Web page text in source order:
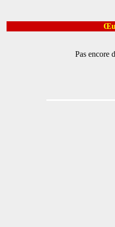
Pas encore